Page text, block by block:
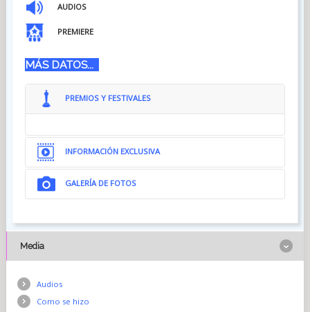
AUDIOS
PREMIERE
MÁS DATOS...
PREMIOS Y FESTIVALES
INFORMACIÓN EXCLUSIVA
GALERÍA DE FOTOS
Media
Audios
Como se hizo